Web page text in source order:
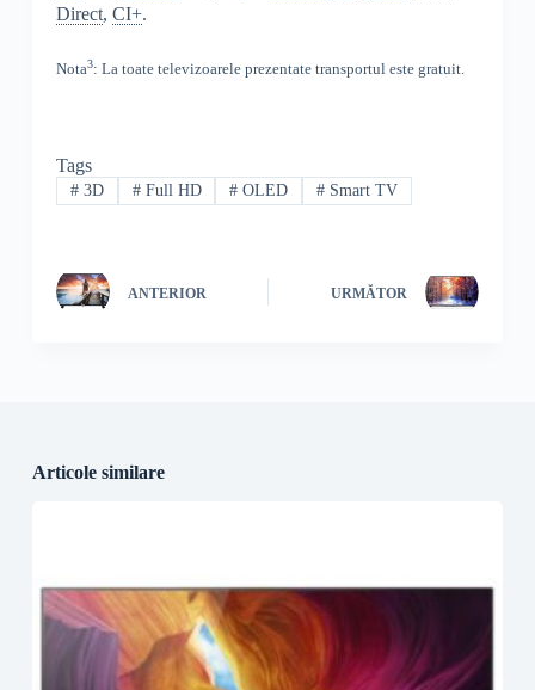
Direct, CI+.
Nota3: La toate televizoarele prezentate transportul este gratuit.
Tags
#3D #Full HD # OLED # Smart TV
ANTERIOR URMĂTOR
Articole similare